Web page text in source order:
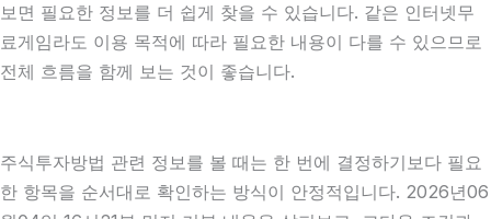
보면 필요한 정보를 더 쉽게 찾을 수 있습니다. 같은 인터넷무
료게임라도 이용 목적에 따라 필요한 내용이 다를 수 있으므로
전체 흐름을 함께 보는 것이 좋습니다.
주식투자방법 관련 정보를 볼 때는 한 번에 결정하기보다 필요
한 항목을 순서대로 확인하는 방식이 안정적입니다. 2026년06